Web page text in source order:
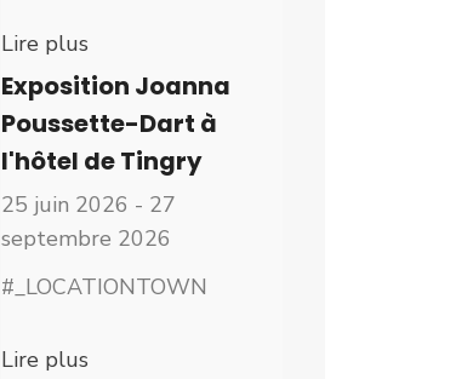
Lire plus
Exposition Joanna
Poussette-Dart à
l'hôtel de Tingry
25 juin 2026 - 27
septembre 2026
#_LOCATIONTOWN
Lire plus